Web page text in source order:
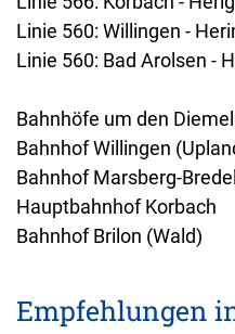
Linie 560: Willingen -
Linie 560: Bad Arolsen -
Bahnhöfe um den
Bahnhof Willingen
Bahnhof Marsberg-
Hauptbahnhof Korbach
Bahnhof Brilon (Wald)
Empfehlungen